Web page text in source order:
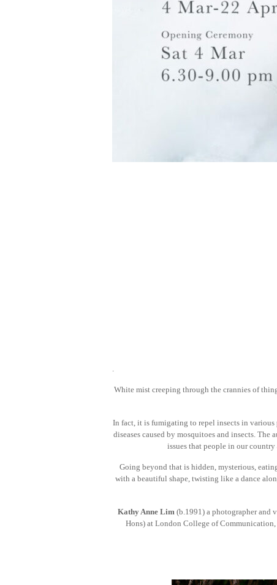
White mist creeping through the crannies of
In fact, it is fumigating to repel insects in various
diseases caused by mosquitoes and insects.
issues that people in our
Going beyond that is hidden, mysterious,
with a beautiful shape, twisting like a dance
Kathy Anne Lim (b.1991) a photographer and
Hons) at London College of